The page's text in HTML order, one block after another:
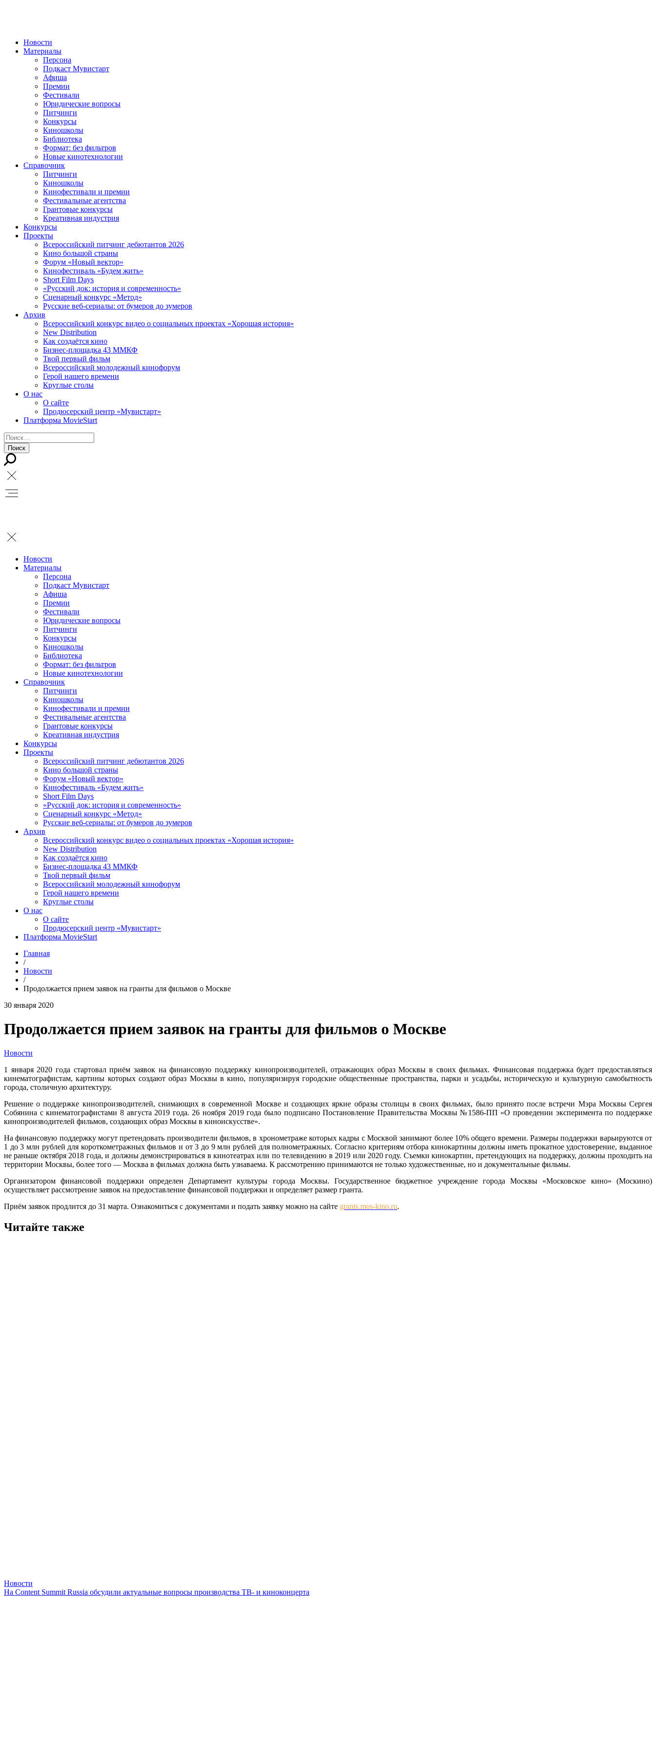
Новости
Материалы
Персона
Подкаст Мувистарт
Афиша
Премии
Фестивали
Юридические вопросы
Питчинги
Конкурсы
Киношколы
Библиотека
Формат: без фильтров
Новые кинотехнологии
Справочник
Питчинги
Киношколы
Кинофестивали и премии
Фестивальные агентства
Грантовые конкурсы
Креативная индустрия
Конкурсы
Проекты
Всероссийский питчинг дебютантов 2026
Кино большой страны
Форум «Новый вектор»
Кинофестиваль «Будем жить»
Short Film Days
«Русский док: история и современность»
Сценарный конкурс «Метод»
Русские веб-сериалы: от бумеров до зумеров
Архив
Всероссийский конкурс видео о социальных проектах «Хорошая история»
New Distribution
Как создаётся кино
Бизнес-площадка 43 ММКФ
Твой первый фильм
Всероссийский молодежный кинофорум
Герой нашего времени
Круглые столы
О нас
О сайте
Продюсерский центр «Мувистарт»
Платформа MovieStart
Новости
Материалы
Персона
Подкаст Мувистарт
Афиша
Премии
Фестивали
Юридические вопросы
Питчинги
Конкурсы
Киношколы
Библиотека
Формат: без фильтров
Новые кинотехнологии
Справочник
Питчинги
Киношколы
Кинофестивали и премии
Фестивальные агентства
Грантовые конкурсы
Креативная индустрия
Конкурсы
Проекты
Всероссийский питчинг дебютантов 2026
Кино большой страны
Форум «Новый вектор»
Кинофестиваль «Будем жить»
Short Film Days
«Русский док: история и современность»
Сценарный конкурс «Метод»
Русские веб-сериалы: от бумеров до зумеров
Архив
Всероссийский конкурс видео о социальных проектах «Хорошая история»
New Distribution
Как создаётся кино
Бизнес-площадка 43 ММКФ
Твой первый фильм
Всероссийский молодежный кинофорум
Герой нашего времени
Круглые столы
О нас
О сайте
Продюсерский центр «Мувистарт»
Платформа MovieStart
Главная
/
Новости
/
Продолжается прием заявок на гранты для фильмов о Москве
30 января 2020
Продолжается прием заявок на гранты для фильмов о Москве
Новости
1 января 2020 года стартовал приём заявок на финансовую поддержку кинопроизводителей, отражающих образ Москвы в своих фильмах. Финансовая поддержка будет предоставляться
кинематографистам, картины которых создают образ Москвы в кино, популяризируя городские общественные пространства, парки и усадьбы, историческую и культурную самобытность
города, столичную архитектуру.
Решение о поддержке кинопроизводителей, снимающих в современной Москве и создающих яркие образы столицы в своих фильмах, было принято после встречи Мэра Москвы Сергея
Собянина с кинематографистами 8 августа 2019 года. 26 ноября 2019 года было подписано Постановление Правительства Москвы №1586-ПП «О проведении эксперимента по поддержке
кинопроизводителей фильмов, создающих образ Москвы в киноискусстве».
На финансовую поддержку могут претендовать производители фильмов, в хронометраже которых кадры с Москвой занимают более 10% общего времени. Размеры поддержки варьируются от
1 до 3 млн рублей для короткометражных фильмов и от 3 до 9 млн рублей для полнометражных. Согласно критериям отбора кинокартины должны иметь прокатное удостоверение, выданное
не раньше октября 2018 года, и должны демонстрироваться в кинотеатрах или по телевидению в 2019 или 2020 году. Съемки кинокартин, претендующих на поддержку, должны проходить на
территории Москвы, более того — Москва в фильмах должна быть узнаваема. К рассмотрению принимаются не только художественные, но и документальные фильмы.
Организатором финансовой поддержки определен Департамент культуры города Москвы. Государственное бюджетное учреждение города Москвы «Московское кино» (Москино)
осуществляет рассмотрение заявок на предоставление финансовой поддержки и определяет размер гранта.
Приём заявок продлится до 31 марта. Ознакомиться с документами и подать заявку можно на сайте grants.mos-kino.ru.
Читайте также
Новости
На Content Summit Russia обсудили актуальные вопросы производства ТВ- и киноконцерта